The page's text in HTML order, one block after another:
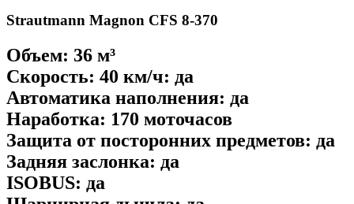
Strautmann Magnon CFS 8-370
Объем: 36 м³
Скорость: 40 км/ч: да
Автоматика наполнения: да
Наработка: 170 моточасов
Защита от посторонних предметов: да
Задняя заслонка: да
ISOBUS: да